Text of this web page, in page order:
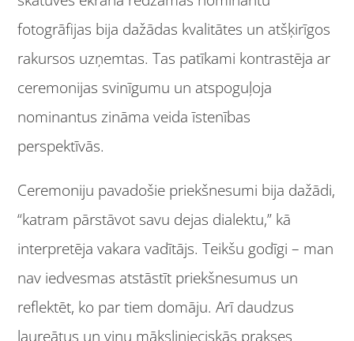
fotogrāfijas bija dažādas kvalitātes un atšķirīgos
rakursos uzņemtas. Tas patīkami kontrastēja ar
ceremonijas svinīgumu un atspoguļoja
nominantus zināma veida īstenības
perspektīvās.
Ceremoniju pavadošie priekšnesumi bija dažādi,
“katram pārstāvot savu dejas dialektu,” kā
interpretēja vakara vadītājs. Teikšu godīgi – man
nav iedvesmas atstāstīt priekšnesumus un
reflektēt, ko par tiem domāju. Arī daudzus
laureātus un viņu mākslinieciskās prakses